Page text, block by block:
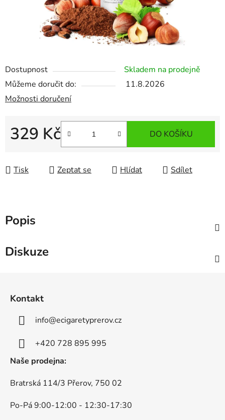
Dostupnost
Skladem na prodejně
Můžeme doručit do:
11.8.2026
Možnosti doručení
329 Kč DO KOŠÍKU
Tisk Zeptat se Hlídat Sdílet
Popis
Diskuze
Kontakt
info@ecigaretyprerov.cz
+420 728 895 995
Naše prodejna:
Bratrská 114/3 Přerov, 750 02
Po-Pá 9:00-12:00 - 12:30-17:30